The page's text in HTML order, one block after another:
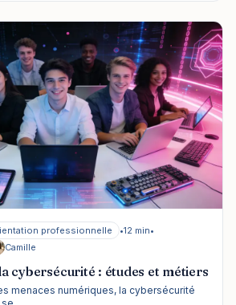
professionnelle •12 min•
Camille
cybersécurité : études et métiers
menaces numériques, la cybersécurité